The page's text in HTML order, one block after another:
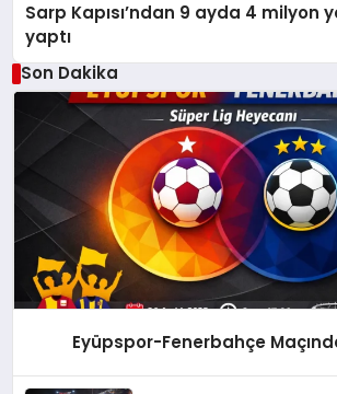
Sarp Kapısı’ndan 9 ayda 4 milyon
yaptı
Son Dakika
Eyüpspor-Fenerbahçe